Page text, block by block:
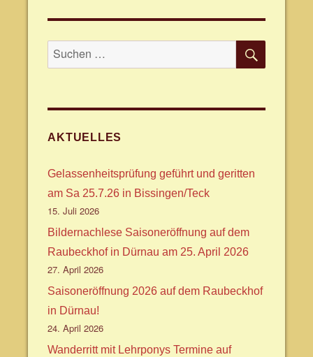
Suche
nach:
AKTUELLES
Gelassenheitsprüfung geführt und geritten
am Sa 25.7.26 in Bissingen/Teck
15. Juli 2026
Bildernachlese Saisoneröffnung auf dem
Raubeckhof in Dürnau am 25. April 2026
27. April 2026
Saisoneröffnung 2026 auf dem Raubeckhof
in Dürnau!
24. April 2026
Wanderritt mit Lehrponys Termine auf